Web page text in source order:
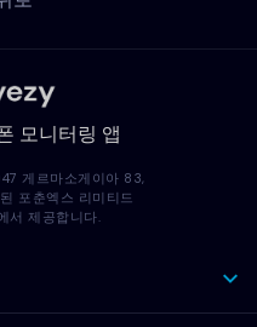
모니터링 앱
게르마소게이아 83,
포춘엑스 리미티드
제공합니다.